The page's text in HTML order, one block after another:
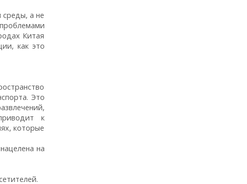
среды, а не
Китая
как это
Это
к
которые
на